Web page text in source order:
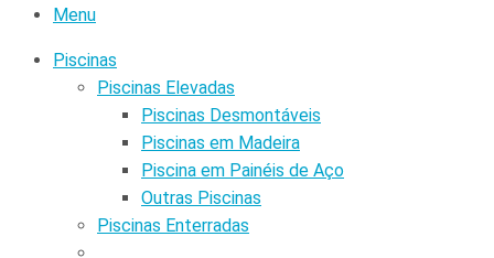
Menu
Piscinas
Piscinas Elevadas
Piscinas Desmontáveis
Piscinas em Madeira
Piscina em Painéis de Aço
Outras Piscinas
Piscinas Enterradas